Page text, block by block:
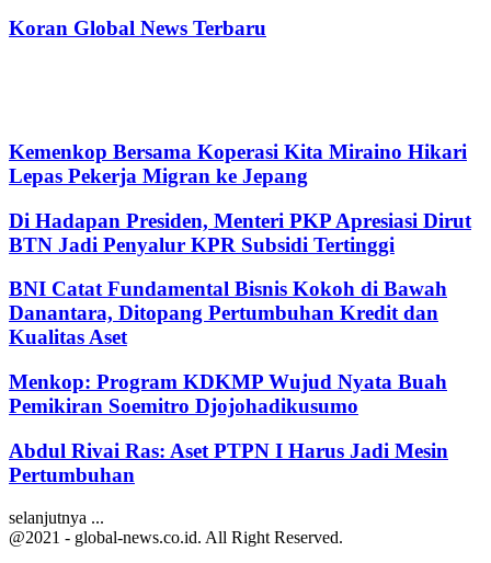
Koran Global News Terbaru
Kemenkop Bersama Koperasi Kita Miraino Hikari
Lepas Pekerja Migran ke Jepang
Di Hadapan Presiden, Menteri PKP Apresiasi Dirut
BTN Jadi Penyalur KPR Subsidi Tertinggi
BNI Catat Fundamental Bisnis Kokoh di Bawah
Danantara, Ditopang Pertumbuhan Kredit dan
Kualitas Aset
Menkop: Program KDKMP Wujud Nyata Buah
Pemikiran Soemitro Djojohadikusumo
Abdul Rivai Ras: Aset PTPN I Harus Jadi Mesin
Pertumbuhan
selanjutnya ...
@2021 - global-news.co.id. All Right Reserved.